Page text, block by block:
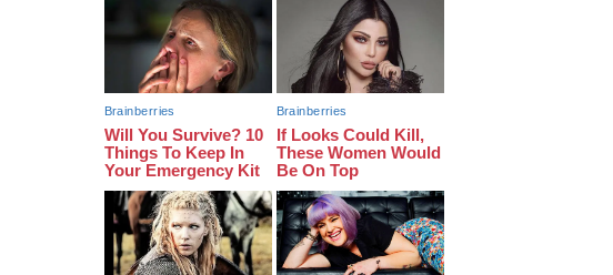
На Уманщині підрядника
зобов’язали сплатити понад 670
тис грн штрафу за незаконні зміни
до договору
директора Мокрокалигірського
психоневрологічного інтернату
07:23 Уманські міграційники видворили з
країни грузина, який відсидів
термін у колонії